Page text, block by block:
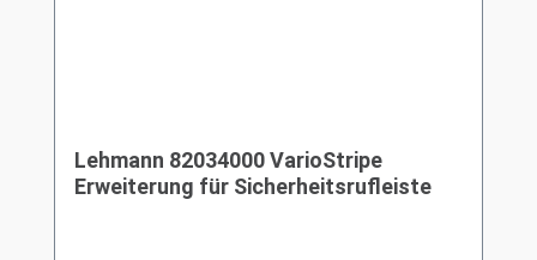
Lehmann 82034000 VarioStripe
Erweiterung für Sicherheitsrufleiste